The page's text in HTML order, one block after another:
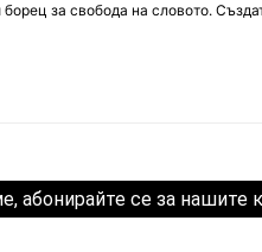
за свобода на словото.
абонирайте се за нашите